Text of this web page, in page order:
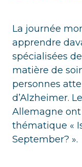
La journée
apprendre
spécialisées
matière de
personnes
d’Alzheimer.
Allemagne
thématique «
September? ».